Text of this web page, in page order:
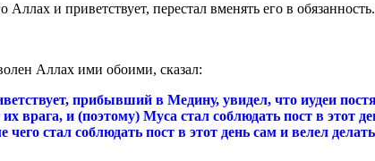
и приветствует, перестал вменять его в обязанность.
Аллах ими обоими, сказал:
прибывший в Медину, увидел, что иудеи
врага, и (поэтому) Муса стал соблюдать пост в этот
чего стал соблюдать пост в этот день сам и велел